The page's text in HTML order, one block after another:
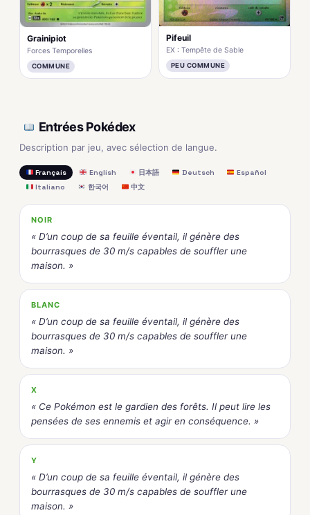
Grainipiot
Forces Temporelles
COMMUNE
Pifeuil
EX : Tempête de Sable
PEU COMMUNE
Entrées Pokédex
Description par jeu, avec sélection de langue.
Français English 日本語 Deutsch
Español
Italiano
한국어 中文
NOIR
« D’un coup de sa feuille éventail, il génère des
bourrasques de 30 m/s capables de souffler une
maison. »
BLANC
« D’un coup de sa feuille éventail, il génère des
bourrasques de 30 m/s capables de souffler une
maison. »
X
« Ce Pokémon est le gardien des forêts. Il peut lire les
pensées de ses ennemis et agir en conséquence. »
Y
« D’un coup de sa feuille éventail, il génère des
bourrasques de 30 m/s capables de souffler une
maison. »